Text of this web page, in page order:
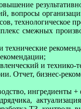
вопросы
технологическое
смежных
технические
и
Отчет, бизнес-
ингредиенты